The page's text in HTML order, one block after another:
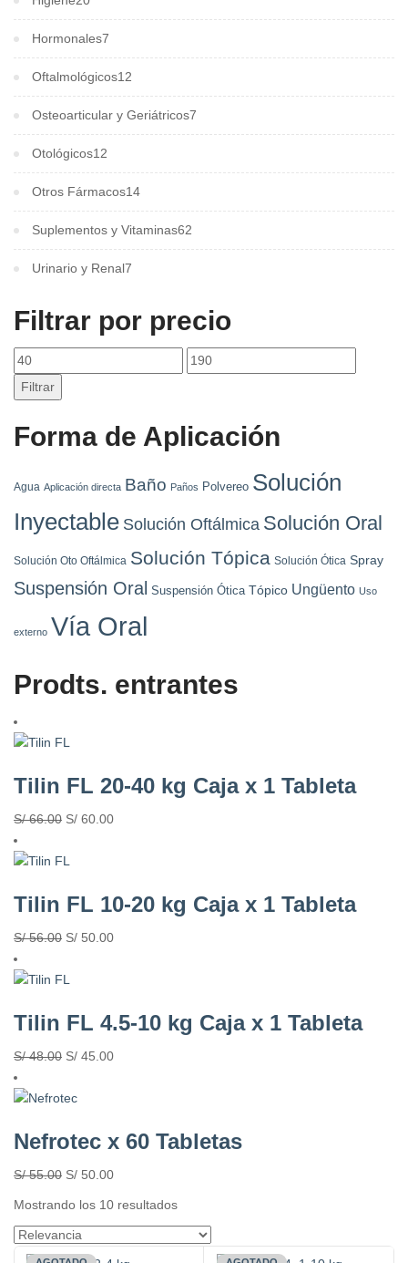
Hormonales7
Oftalmológicos12
Osteoarticular y Geriátricos7
Otológicos12
Otros Fármacos14
Suplementos y Vitaminas62
Urinario y Renal7
Filtrar por precio
Filtrar
Forma de Aplicación
Agua Aplicación directa Baño Paños Polvereo Solución
Inyectable Solución Oftálmica Solución Oral
Solución Oto Oftálmica Solución Tópica Solución Ótica Spray
Suspensión Oral Suspensión Ótica Tópico Ungüento Uso
externo Vía Oral
Prodts. entrantes
Tilin FL 20-40 kg Caja x 1 Tableta
S/66.00 S/ 60.00
Tilin FL 10-20 kg Caja x 1 Tableta
S/56.00 S/ 50.00
Tilin FL 4.5-10 kg Caja x 1 Tableta
S/48.00 S/ 45.00
Nefrotec x 60 Tabletas
S/55.00 S/ 50.00
Mostrando los 10 resultados